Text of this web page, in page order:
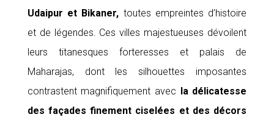
Udaipur et Bikaner, toutes empreintes d’histoire
et de légendes. Ces villes majestueuses dévoilent
leurs titanesques forteresses et palais de
Maharajas, dont les silhouettes imposantes
contrastent magnifiquement avec la délicatesse
des façades finement ciselées et des décors